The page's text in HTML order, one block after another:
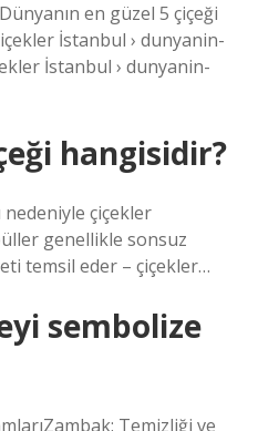
en güzel 5 çiçeği
İstanbul › dunyanin-
İstanbul › dunyanin-
hangisidir?
çiçekler
genellikle sonsuz
temsil eder – çiçekler…
sembolize
Temizliği ve